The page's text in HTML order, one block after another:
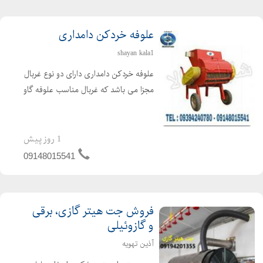
فروش مرغ بومی در کلیه استانهای کشور
فروش جوجه و مرغ محلی و بومی
مرغ بومی با راندمان و وزن گیری بالا مناسب محلهای ییلاقی
جوجه بومی خرید فروش قیمت جوجه محلی مرغ تخم گذار
جوجه بومی
پیش فروش جوجه مرغ بومی Black Star Chickens ستاره سیاهآتاکس
گذاری حداقل تا در سال Black Star Chickens
علوفه خردکن دامداری
shayan kala1
علوفه خردکن دامداری دارای دو نوع غربال
مجزا می باشد که غربال مناسب علوفه گاو
تیغه های تعبیه شده ثابت در بدنه و تیغه
1 روز پیش
09148015541
فروش جت هیتر گازی، برقی
و گازوئیلی
آذین تهویه